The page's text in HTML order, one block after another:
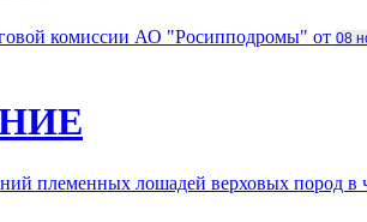
комиссии АО "Росипподромы" от 08
племенных лошадей верховых пород в